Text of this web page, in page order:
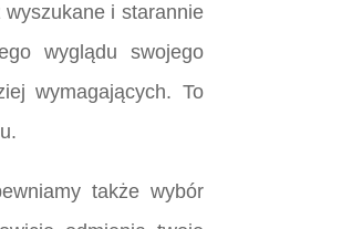
i starannie
wyglądu swojego
wymagających. To
także wybór